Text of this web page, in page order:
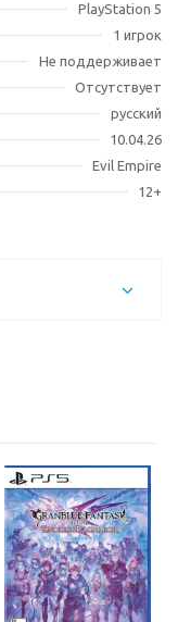
PlayStation 5
1 игрок
Не поддерживает
Отсутствует
русский
10.04.26
Evil Empire
12+